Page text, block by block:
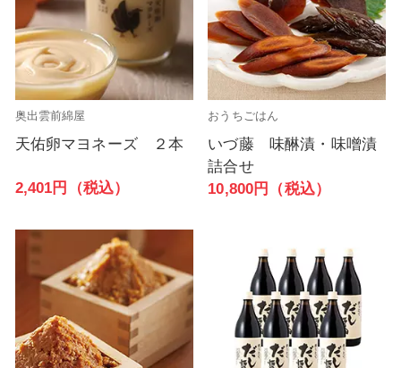
奥出雲前綿屋
天佑卵マヨネーズ ２本
2,401円（税込）
おうちごはん
いづ藤 味醂漬・味噌漬
詰合せ
10,800円（税込）